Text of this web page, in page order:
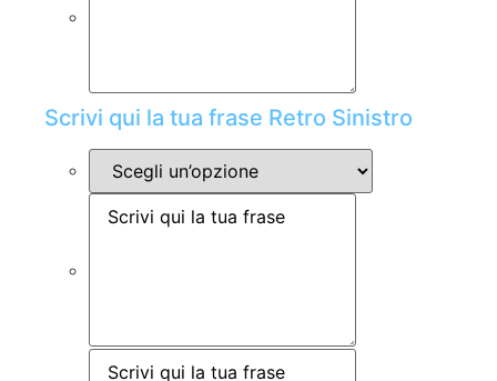
Scrivi qui la tua frase Retro Sinistro